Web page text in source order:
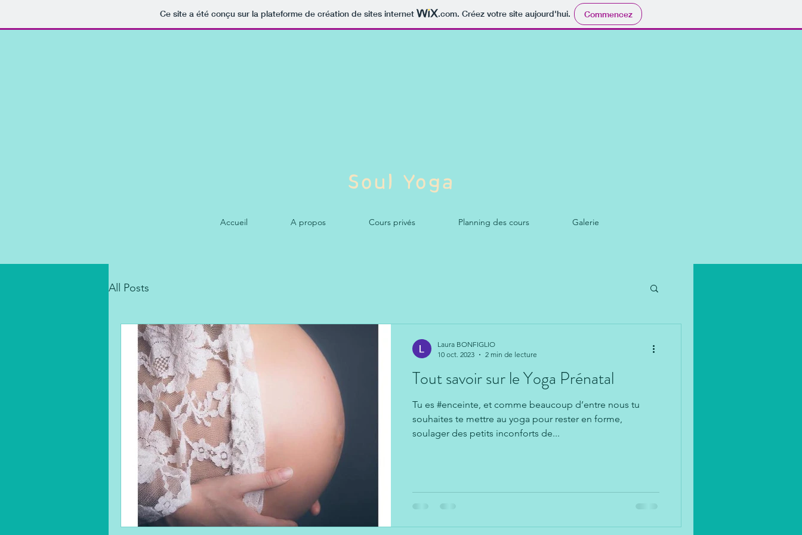
Ce site a été conçu sur la plateforme de création de sites internet .com. Créez votre site aujourd'hui. Commencez
Soul Yoga
Accueil A propos Cours privés Planning des cours Galerie
All Posts
Tout savoir sur le Yoga Prénatal
Tu es #enceinte, et comme beaucoup d’entre nous tu
souhaites te mettre au yoga pour rester en forme,
soulager des petits inconforts de...
Laura BONFIGLIO
10 oct. 2023
2 min de lecture